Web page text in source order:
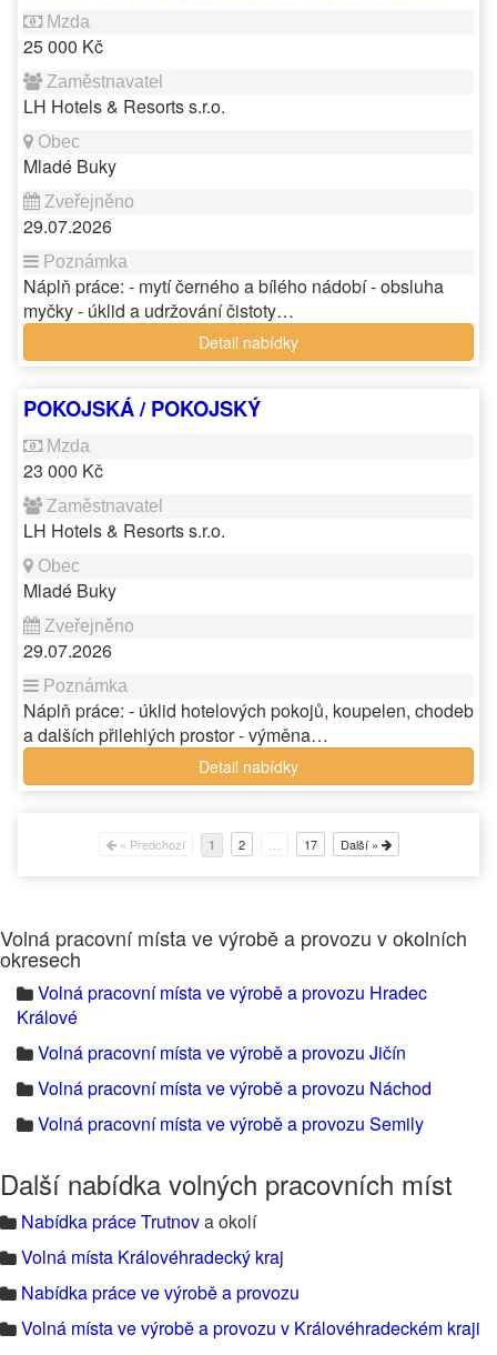
25 000 Kč
LH Hotels & Resorts s.r.o.
Mladé Buky
29.07.2026
Náplň práce: - mytí černého a bílého nádobí - obsluha
myčky - úklid a udržování čistoty…
Detail nabídky
POKOJSKÁ / POKOJSKÝ
23 000 Kč
LH Hotels & Resorts s.r.o.
Mladé Buky
29.07.2026
Náplň práce: - úklid hotelových pokojů, koupelen, chodeb
a dalších přilehlých prostor - výměna…
Detail nabídky
« Předchozí 1 2 17 Další »
Volná pracovní místa ve výrobě a provozu v okolních
okresech
Volná pracovní místa ve výrobě a provozu Hradec
Králové
Volná pracovní místa ve výrobě a provozu Jičín
Volná pracovní místa ve výrobě a provozu Náchod
Volná pracovní místa ve výrobě a provozu Semily
Další nabídka volných pracovních míst
Nabídka práce Trutnova okolí
Volná místa Královéhradecký kraj
Nabídka práce ve výrobě a provozu
Volná místa ve výrobě a provozu v Královéhradeckém kraji